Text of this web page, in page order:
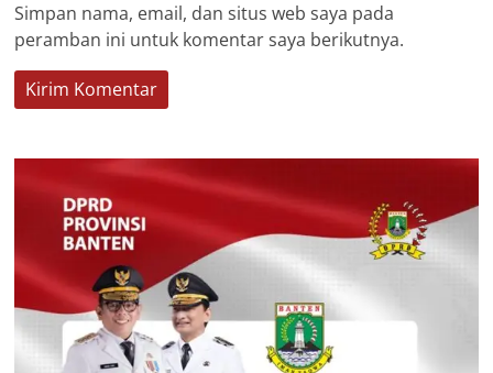
Simpan nama, email, dan situs web saya pada
peramban ini untuk komentar saya berikutnya.